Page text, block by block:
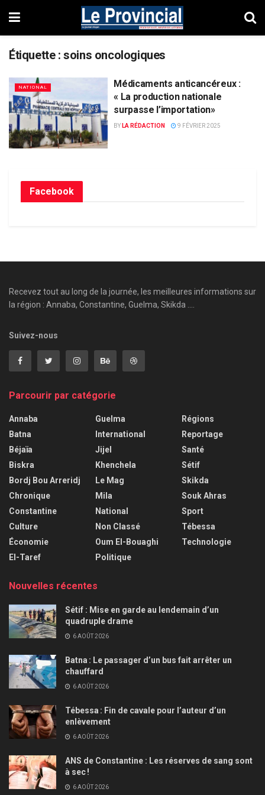
Étiquette :soins oncologiques
NATIONAL
Médicaments anticancéreux :
« La production nationale
surpasse l’importation»
BY LA RÉDACTION 9 FÉVRIER 2025
Facebook
Recevez tout au long de la journée, les meilleures informations sur
la région : Annaba, Constantine, Guelma, Skikda ....
Suivez-nous
Parcourir par catégorie
Annaba
Batna
Béjaïa
Biskra
Bordj Bou Arreridj
Chronique
Constantine
Culture
Économie
El-Taref
Guelma
International
Jijel
Khenchela
Le Mag
Mila
National
Non Classé
Oum El-Bouaghi
Politique
Régions
Reportage
Santé
Sétif
Skikda
Souk Ahras
Sport
Tébessa
Technologie
Nouvelles récentes
Sétif : Mise en garde au lendemain d’un
quadruple drame
6 AOÛT 2026
Batna : Le passager d’un bus fait arrêter un
chauffard
6 AOÛT 2026
Tébessa : Fin de cavale pour l’auteur d’un
enlèvement
6 AOÛT 2026
ANS de Constantine : Les réserves de sang sont
à sec !
6 AOÛT 2026